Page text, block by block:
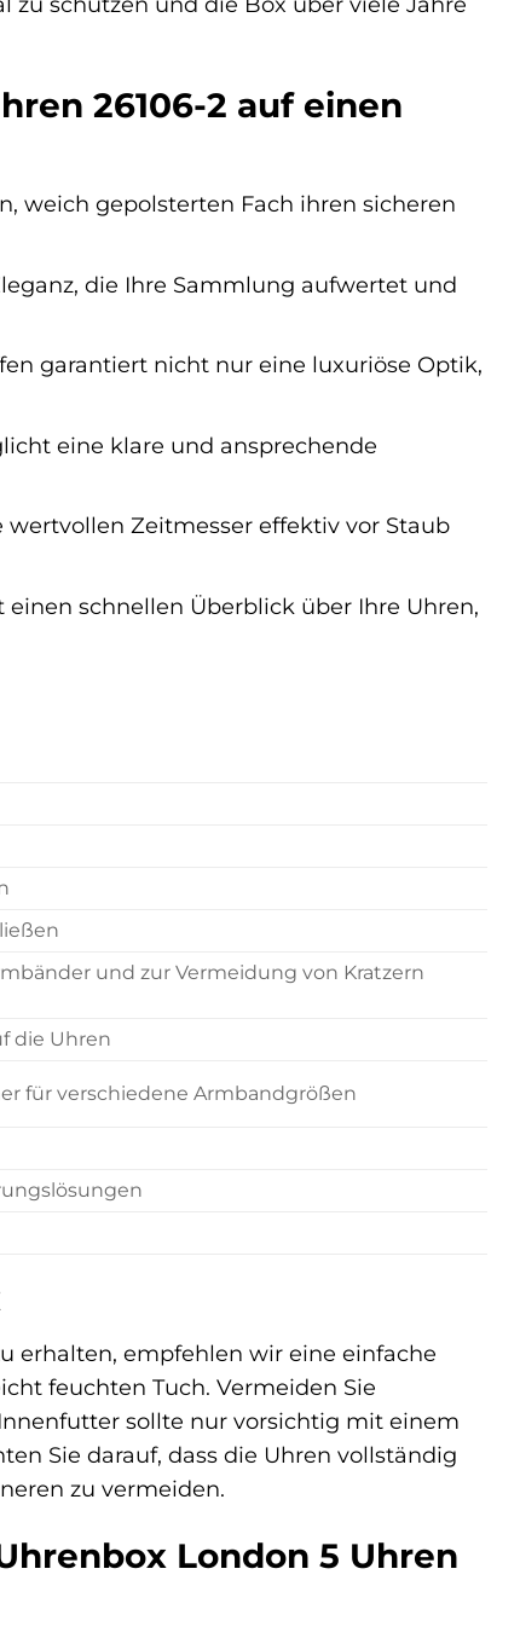
26106-2 auf einen
weich gepolsterten Fach ihren sicheren
die Ihre Sammlung aufwertet und
garantiert nicht nur eine luxuriöse Optik,
eine klare und ansprechende
Zeitmesser effektiv vor Staub
schnellen Überblick über Ihre Uhren,
und zur Vermeidung von Kratzern
die Uhren
für verschiedene Armbandgrößen
erhalten, empfehlen wir eine einfache
feuchten Tuch. Vermeiden Sie
sollte nur vorsichtig mit einem
Sie darauf, dass die Uhren vollständig
zu vermeiden.
London 5 Uhren